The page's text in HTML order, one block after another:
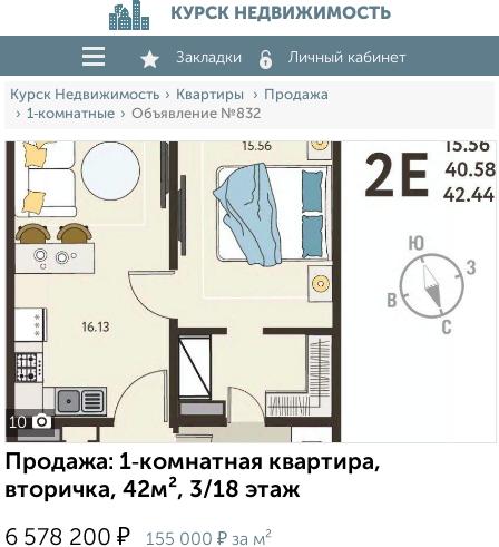
КУРСК НЕДВИЖИМОСТЬ
Закладки Личный кабинет
Курск Недвижимость Квартиры
Продажа
1‑комнатные
Объявление №832
10
Продажа: 1‑комнатная квартира,
вторичка, 42м², 3/18 этаж
6 578 200 ₽ 155 000 ₽ за м²